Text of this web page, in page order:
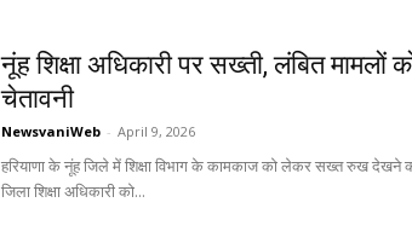
नूंह शिक्षा अधिकारी पर सख्ती, लंबित मामलों
चेतावनी
NewsvaniWeb - April 9, 2026
हरियाणा के नूंह जिले में शिक्षा विभाग के कामकाज को लेकर सख्त रुख देखने
जिला शिक्षा अधिकारी को...